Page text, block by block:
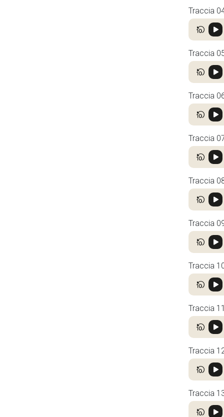
Traccia
Traccia
Traccia
Traccia
Traccia
Traccia
Traccia
Traccia 11
Traccia
Traccia